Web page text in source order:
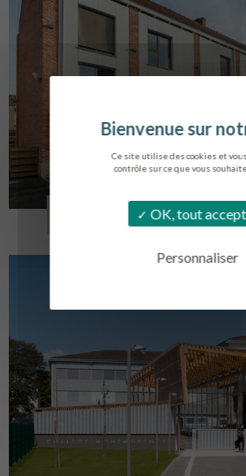
Ce site utilise des cookies et
contrôle sur ce que vous
OK, tout
Personnaliser
LOG. JEUNES TRAVAILLEURS